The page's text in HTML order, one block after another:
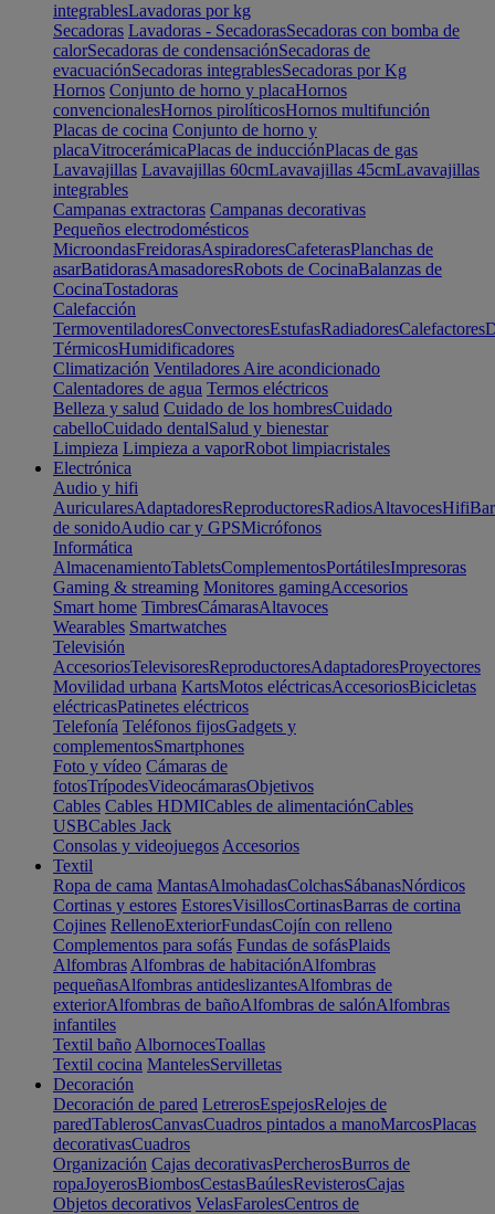
integrablesLavadoras por kg
Secadoras Lavadoras - SecadorasSecadoras con bomba de
calorSecadoras de condensaciónSecadoras de
evacuaciónSecadoras integrablesSecadoras por Kg
Hornos Conjunto de horno y placaHornos
convencionalesHornos pirolíticosHornos multifunción
Placas de cocina Conjunto de horno y
placaVitrocerámicaPlacas de inducciónPlacas de gas
Lavavajillas Lavavajillas 60cmLavavajillas 45cmLavavajillas
integrables
Campanas extractoras Campanas decorativas
Pequeños electrodomésticos
MicroondasFreidorasAspiradoresCafeterasPlanchas de
asarBatidorasAmasadoresRobots de CocinaBalanzas de
CocinaTostadoras
Calefacción
TermoventiladoresConvectoresEstufasRadiadoresCalefactores
TérmicosHumidificadores
Climatización Ventiladores Aire acondicionado
Calentadores de agua Termos eléctricos
Belleza y salud Cuidado de los hombresCuidado
cabelloCuidado dentalSalud y bienestar
Limpieza Limpieza a vaporRobot limpiacristales
Electrónica
Audio y hifi
AuricularesAdaptadoresReproductoresRadiosAltavocesHifi
de sonidoAudio car y GPSMicrófonos
Informática
AlmacenamientoTabletsComplementosPortátilesImpresoras
Gaming & streaming Monitores gamingAccesorios
Smart home TimbresCámarasAltavoces
Wearables Smartwatches
Televisión
AccesoriosTelevisoresReproductoresAdaptadoresProyectores
Movilidad urbana KartsMotos eléctricasAccesoriosBicicletas
eléctricasPatinetes eléctricos
Telefonía Teléfonos fijosGadgets y
complementosSmartphones
Foto y vídeo Cámaras de
fotosTrípodesVideocámarasObjetivos
Cables Cables HDMICables de alimentaciónCables
USBCables Jack
Consolas y videojuegos Accesorios
Textil
Ropa de cama MantasAlmohadasColchasSábanasNórdicos
Cortinas y estores EstoresVisillosCortinasBarras de cortina
Cojines RellenoExteriorFundasCojín con relleno
Complementos para sofás Fundas de sofásPlaids
Alfombras Alfombras de habitaciónAlfombras
pequeñasAlfombras antideslizantesAlfombras de
exteriorAlfombras de bañoAlfombras de salónAlfombras
infantiles
Textil baño AlbornocesToallas
Textil cocina MantelesServilletas
Decoración
Decoración de pared LetrerosEspejosRelojes de
paredTablerosCanvasCuadros pintados a manoMarcosPlacas
decorativasCuadros
Organización Cajas decorativasPercherosBurros de
ropaJoyerosBiombosCestasBaúlesRevisterosCajas
Objetos decorativos VelasFarolesCentros de